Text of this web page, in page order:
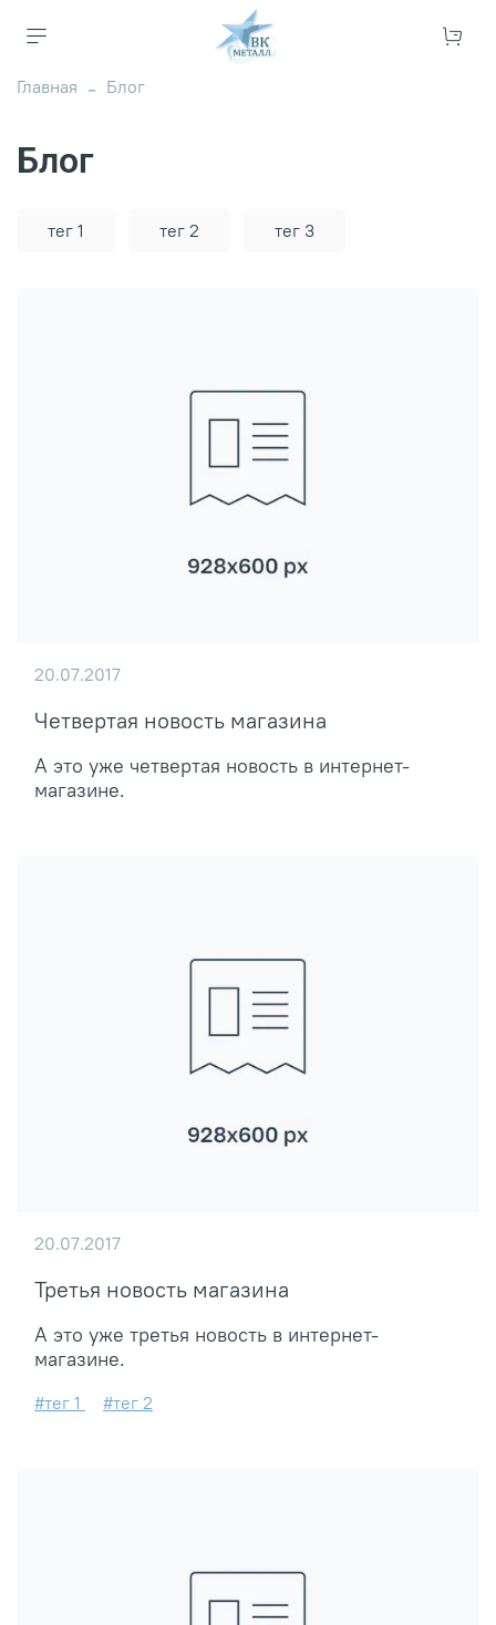
Главная Блог
Блог
тег 1 тег 2 тег 3
Четвертая новость магазина
А это уже четвертая новость в интернет-
магазине.
20.07.2017
Третья новость магазина
А это уже третья новость в интернет-
магазине.
20.07.2017
#тег 1 #тег 2